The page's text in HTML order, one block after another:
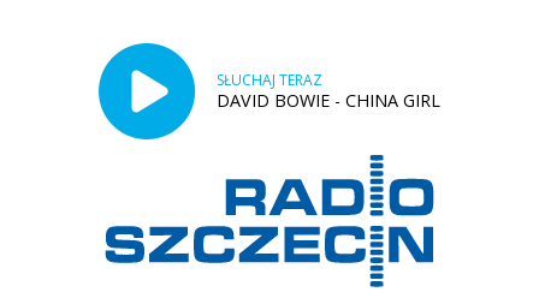
SŁUCHAJ TERAZ
DAVID BOWIE - CHINA GIRL